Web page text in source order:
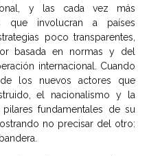
y las cada vez más
que involucran a países
poco transparentes,
basada en normas y del
internacional. Cuando
los nuevos actores que
el nacionalismo y la
fundamentales de su
no precisar del otro: